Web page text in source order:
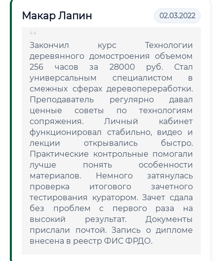
Макар Лапин 02.03.2022
Закончил курс Технологии
деревянного домостроения объемом
256 часов за 28000 руб. Стал
универсальным специалистом в
смежных сферах деревопереработки.
Преподаватель регулярно давал
ценные советы по технологиям
сопряжения. Личный кабинет
функционировал стабильно, видео и
лекции открывались быстро.
Практические контрольные помогали
лучше понять особенности
материалов. Немного затянулась
проверка итогового зачетного
тестирования куратором. Зачет сдала
без проблем с первого раза на
высокий результат. Документы
прислали почтой. Запись о дипломе
внесена в реестр ФИС ФРДО.